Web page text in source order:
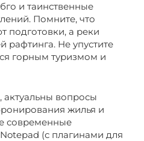
и таинственные
Помните, что
подготовки, а реки
рафтинга. Не упустите
горным туризмом и
актуальны вопросы
жилья и
современные
(с плагинами для